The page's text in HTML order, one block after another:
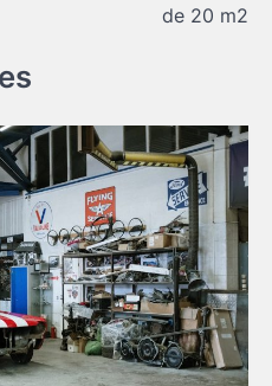
de 20 m2